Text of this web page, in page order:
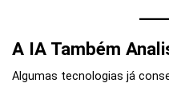
A IA Também
Algumas tecnologias já